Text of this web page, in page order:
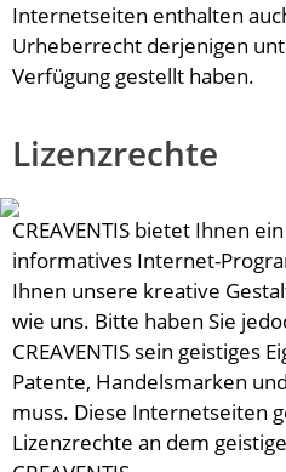
Internetseiten enthalten
Urheberrecht derjenigen
Verfügung gestellt haben.
Lizenzrechte
CREAVENTIS bietet Ihnen
informatives Internet-
Ihnen unsere kreative
wie uns. Bitte haben Sie
CREAVENTIS sein geistiges
Patente, Handelsmarken
muss. Diese Internetseiten
Lizenzrechte an dem